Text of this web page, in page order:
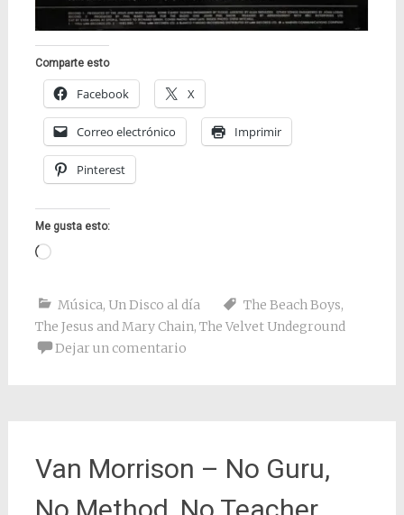
Comparte esto
Facebook X
Correo electrónico Imprimir
Pinterest
Me gusta esto:
Cargando...
Música, Un Disco al día The Beach Boys,
The Jesus and Mary Chain, The Velvet Undeground
Dejar un comentario
Van Morrison – No Guru,